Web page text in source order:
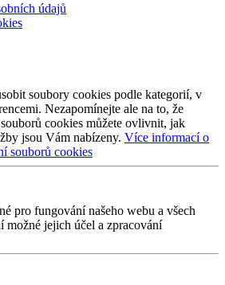
údajů
soubory cookies podle kategorií, v
Nezapomínejte ale na to, že
cookies můžete ovlivnit, jak
jsou Vám nabízeny. Více informací o
souborů cookies
pro fungování našeho webu a všech
možné jejich účel a zpracování